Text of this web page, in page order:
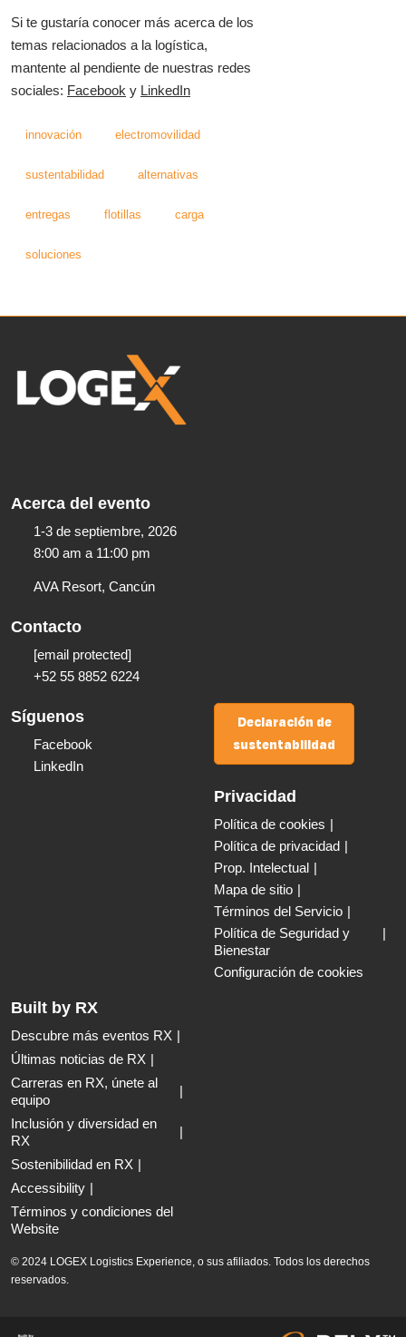
Si te gustaría conocer más acerca de los
temas relacionados a la logística,
mantente al pendiente de nuestras redes
sociales: Facebook y LinkedIn
innovación electromovilidad
sustentabilidad alternativas
entregas flotillas carga
soluciones
Acerca del evento
1-3 de septiembre, 2026
8:00 am a 11:00 pm​
AVA Resort, Cancún
Contacto
[email protected]
+52 55 8852 6224
Síguenos
Facebook
LinkedIn
Declaración de
sustentabilidad
Privacidad
Política de cookies
Política de privacidad
Prop. Intelectual
Mapa de sitio
Términos del Servicio
Política de Seguridad y
Bienestar
Configuración de cookies
Built by RX
Descubre más eventos RX
Últimas noticias de RX
Carreras en RX, únete al
equipo
Inclusión y diversidad en
RX
Sostenibilidad en RX
Accessibility
Términos y condiciones del
Website
© 2024 LOGEX Logistics Experience, o sus afiliados. Todos los derechos
reservados.